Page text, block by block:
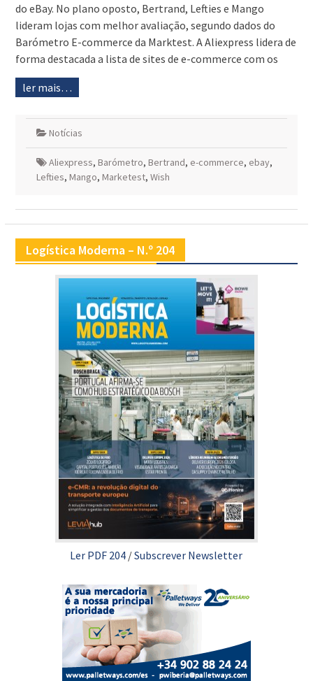
do eBay. No plano oposto, Bertrand, Lefties e Mango
lideram lojas com melhor avaliação, segundo dados do
Barómetro E-commerce da Marktest. A Aliexpress lidera de
forma destacada a lista de sites de e-commerce com os
ler mais…
Notícias
Aliexpress, Barómetro, Bertrand, e-commerce, ebay,
Lefties, Mango, Marketest, Wish
Logística Moderna – N.º 204
Ler PDF 204 /Subscrever Newsletter